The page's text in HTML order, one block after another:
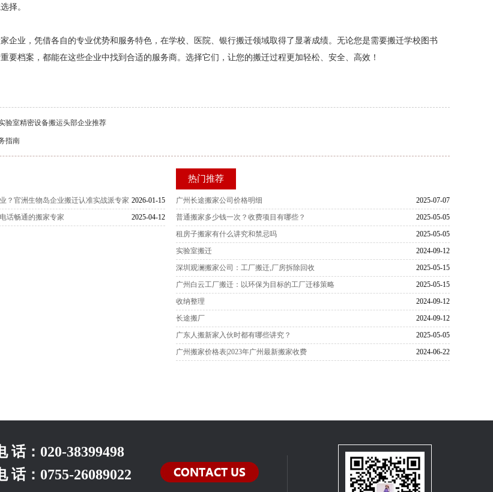
择。
企业，凭借各自的专业优势和服务特色，在学校、医院、银行搬迁领域取得了显著成绩。无论您是需要搬迁学校图书
要档案，都能在这些企业中找到合适的服务商。选择它们，让您的搬迁过程更加轻松、安全、高效！
验室精密设备搬运头部企业推荐
指南
2026-01-15
？官洲生物岛企业搬迁认准实战派专家
2025-04-12
话畅通的搬家专家
热门推荐
2025-07-07
广州长途搬家公司价格明细
2025-05-05
普通搬家多少钱一次？收费项目有哪些？
2025-05-05
租房子搬家有什么讲究和禁忌吗
2024-09-12
实验室搬迁
2025-05-15
深圳观澜搬家公司：工厂搬迁,厂房拆除回收
2025-05-15
广州白云工厂搬迁：以环保为目标的工厂迁移策略
2024-09-12
收纳整理
2024-09-12
长途搬厂
2025-05-05
广东人搬新家入伙时都有哪些讲究？
2024-06-22
广州搬家价格表|2023年广州最新搬家收费
话： 020-38399498
话： 0755-26089022